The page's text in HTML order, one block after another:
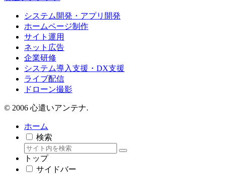
システム開発・アプリ開発
ホームページ制作
サイト運用
ネット広告
企業研修
システム導入支援・DX支援
ライブ配信
ドローン撮影
© 2006 心遣いアンテナ.
ホーム
検索
トップ
サイドバー